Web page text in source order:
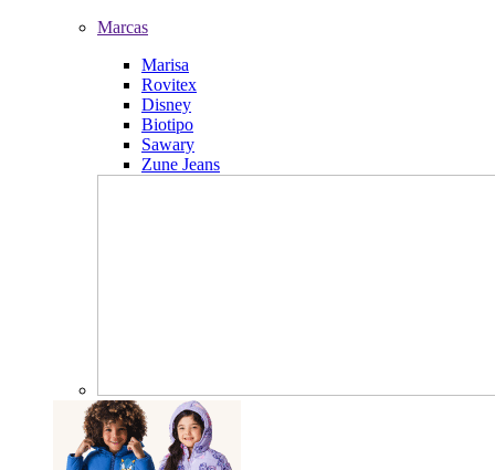
Marcas
Marisa
Rovitex
Disney
Biotipo
Sawary
Zune Jeans